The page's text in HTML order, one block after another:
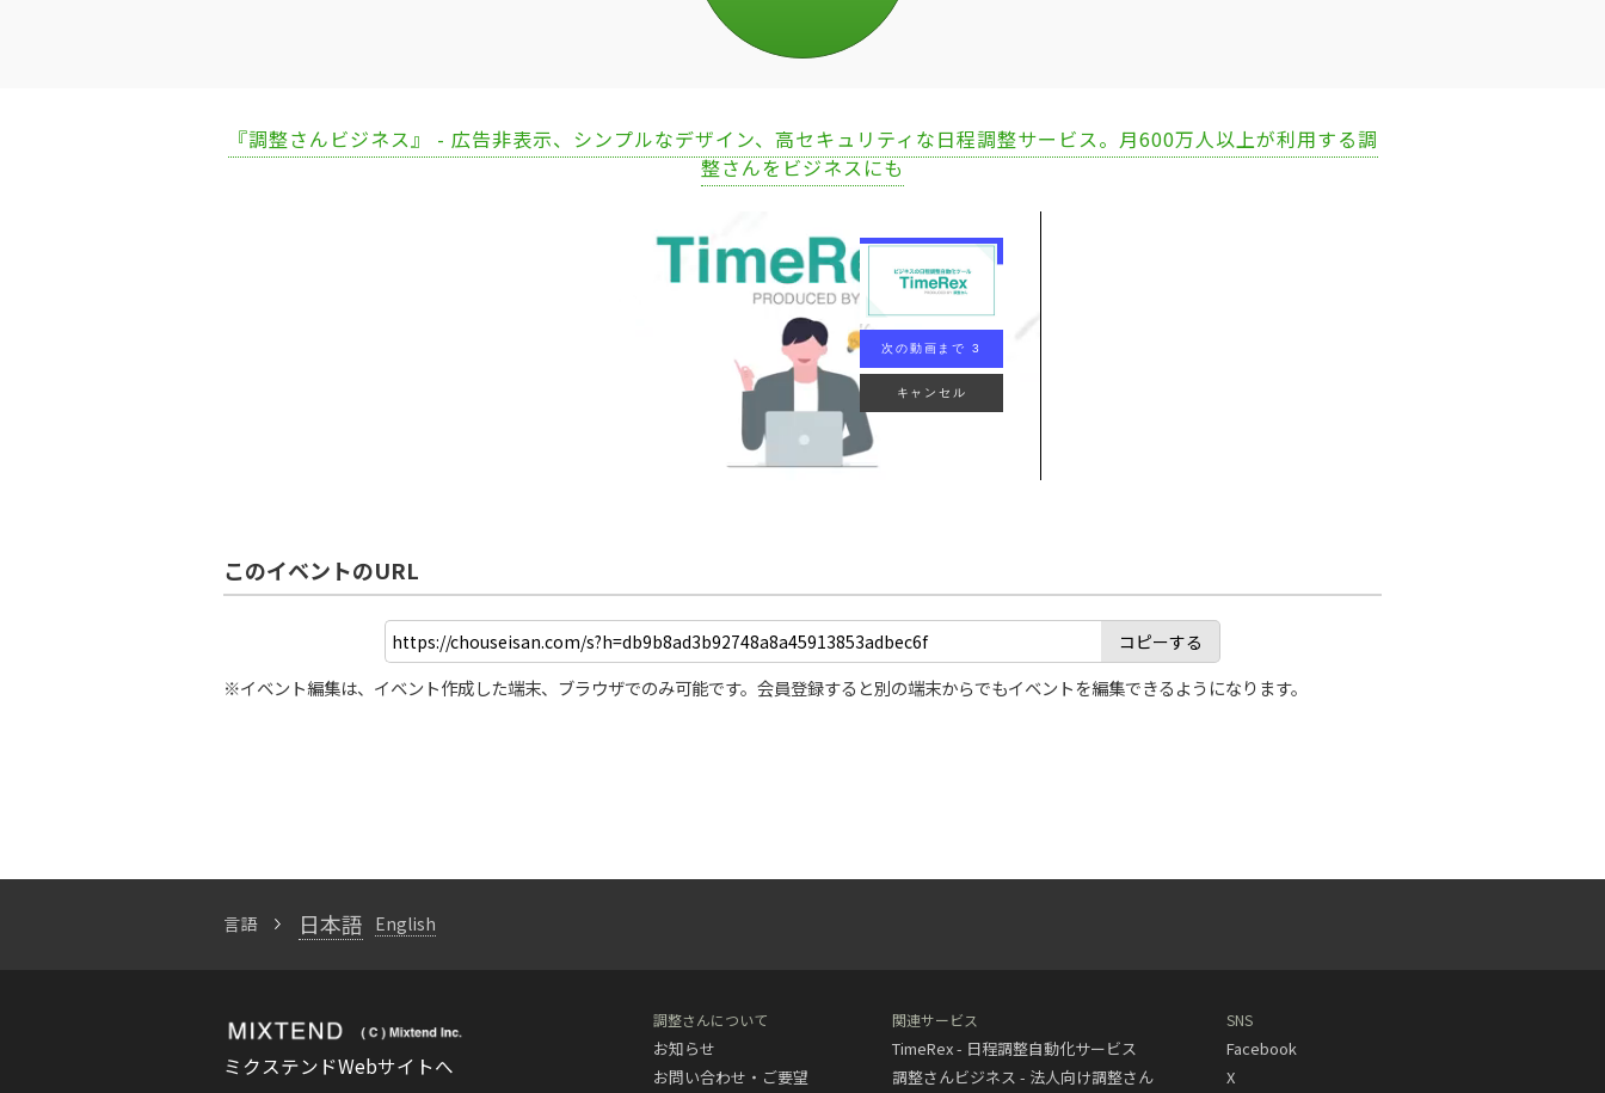
『調整さんビジネス』 - 広告非表示、シンプルなデザイン、高セキュリティな日程調整サービス。月600万人以上が利用する調
整さんをビジネスにも
次の動画まで 2
キャンセル
このイベントのURL
コピーする
※イベント編集は、イベント作成した端末、ブラウザでのみ可能です。会員登録すると別の端末からでもイベントを編集できるようになります。
言語 日本語 English
ミクステンドWebサイトへ
調整さんについて
お知らせ
お問い合わせ・ご要望
関連サービス
TimeRex - 日程調整自動化サービス
調整さんビジネス - 法人向け調整さん
SNS
Facebook
X